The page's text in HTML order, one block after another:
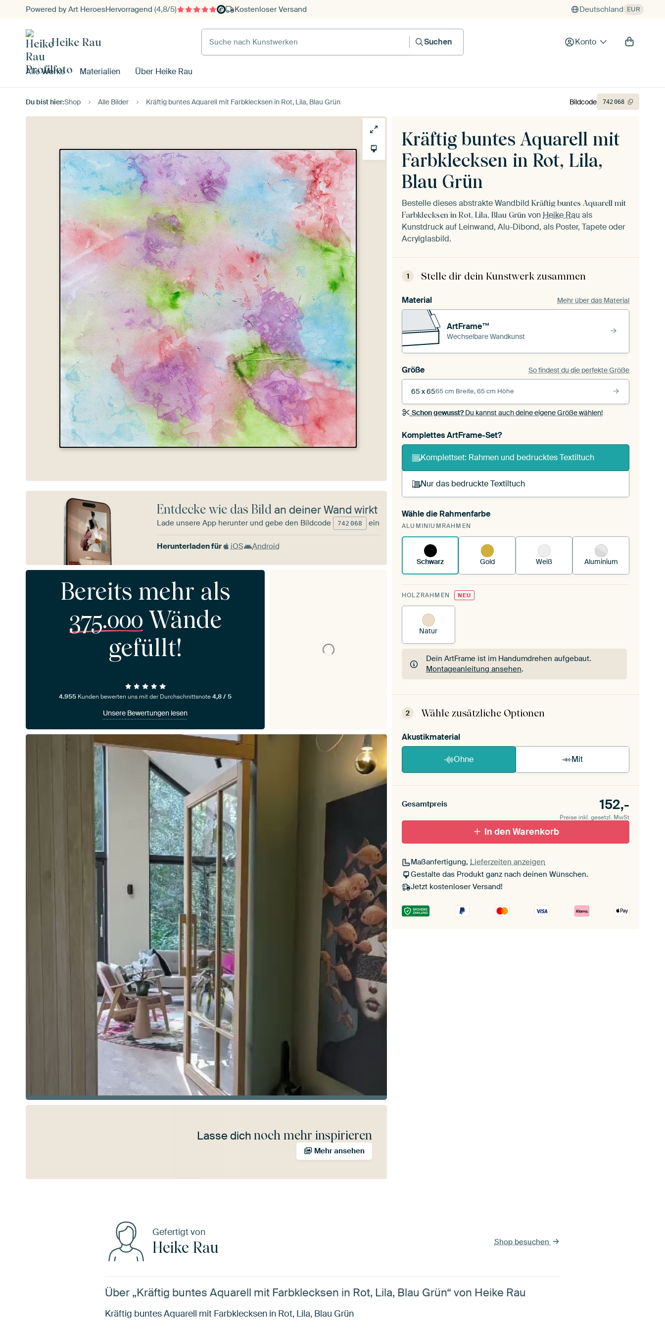
Powered by Art HeroesHervorragend (4,8/5) Kostenloser Versand Deutschland EUR
Heike Rau
Suche nach Kunstwerken
Suchen
Konto
Alle Werke Materialien Über Heike Rau
Du bist hier:Shop Alle Bilder Kräftig buntes Aquarell mit Farbklecksen in Rot, Lila, Blau Grün
Kräftig buntes Aquarell mit
Farbklecksen in Rot, Lila,
Blau Grün
Bestelle dieses abstrakte Wandbild Kräftig buntes Aquarell mit
Farbklecksen in Rot, Lila, Blau Grün von Heike Rau als
Kunstdruck auf Leinwand, Alu-Dibond, als Poster, Tapete oder
Acrylglasbild.
1 Stelle dir dein Kunstwerk zusammen
Material Mehr über das Material
ArtFrame™
Wechselbare Wandkunst
Größe So findest du die perfekte Größe
65 x 6565 cm Breite, 65 cm Höhe
Schon gewusst?Du kannst auch deine eigene Größe wählen!
Komplettes ArtFrame-Set?
Komplettset: Rahmen und bedrucktes Textiltuch
Nur das bedruckte Textiltuch
Du spannst einen wechselbaren Textiltuch in deinen
vorhandenen ArtFrame™.
Wähle die Rahmenfarbe
ALUMINIUMRAHMEN
Schwarz Gold Weiß Aluminium
HOLZRAHMEN NEU
Natur
Dein ArtFrame ist im Handumdrehen aufgebaut.
Montageanleitung ansehen.
Dein ArtFrame ist im Handumdrehen aufgebaut.
2 Wähle zusätzliche Optionen
Akustikmaterial
Ohne Mit
Gesamtpreis 152,-
Preise inkl. gesetzl. MwSt
In den Warenkorb
Maßanfertigung, Lieferzeiten anzeigen
Gestalte das Produkt ganz nach deinen Wünschen.
Jetzt kostenloser Versand!
Bildcode 742068
Entdecke wie das Bildan deiner Wand wirkt
Lade unsere App herunter und gebe den Bildcode 742 068 ein
Herunterladen für iOS Android
Bereits mehr als
375.000 Wände
gefüllt!
4.955 Kunden bewerten uns mit der Durchschnittsnote4,8 / 5
Unsere Bewertungen lesen
Lasse dich noch mehr inspirieren
Mehr ansehen
Gefertigt von
Heike Rau Shop besuchen
Über „Kräftig buntes Aquarell mit Farbklecksen in Rot, Lila, Blau Grün“ von Heike Rau
Kräftig buntes Aquarell mit Farbklecksen in Rot, Lila, Blau Grün